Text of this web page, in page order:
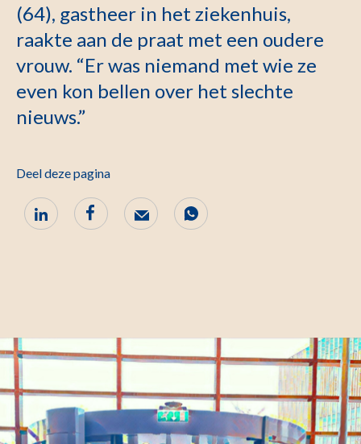
(64), gastheer in het ziekenhuis,
raakte aan de praat met een oudere
vrouw. “Er was niemand met wie ze
even kon bellen over het slechte
nieuws.”
Deel deze pagina